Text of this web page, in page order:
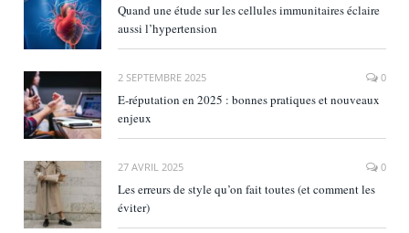
Quand une étude sur les cellules immunitaires éclaire
aussi l’hypertension
2 SEPTEMBRE 2025 0
E‑réputation en 2025 : bonnes pratiques et nouveaux
enjeux
27 AVRIL 2025 0
Les erreurs de style qu’on fait toutes (et comment les
éviter)